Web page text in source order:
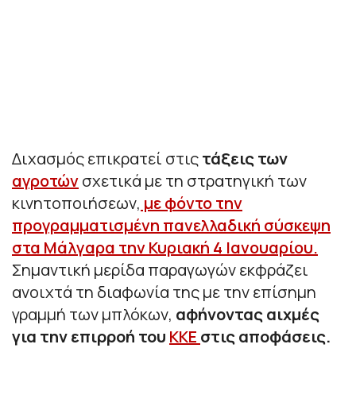
Διχασμός επικρατεί στιςτάξεις των
αγροτώνσχετικά με τη στρατηγική των
κινητοποιήσεων, με φόντο την
προγραμματισμένη πανελλαδική σύσκεψη
στα Μάλγαρα την Κυριακή 4 Ιανουαρίου.
Σημαντική μερίδα παραγωγών εκφράζει
ανοιχτά τη διαφωνία της με την επίσημη
γραμμή των μπλόκων, αφήνοντας αιχμές
για την επιρροή του ΚΚΕ στις αποφάσεις.